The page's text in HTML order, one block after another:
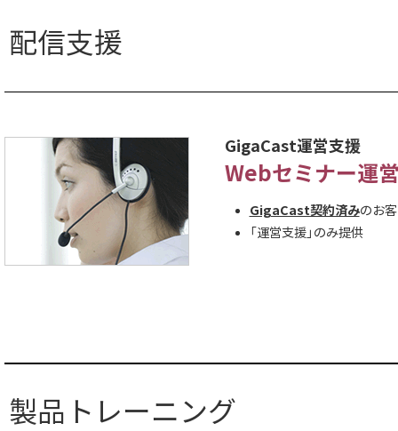
配信支援
GigaCast運営支援
Webセミナー運
GigaCast契約済みのお
「運営支援」のみ提供
製品トレーニング